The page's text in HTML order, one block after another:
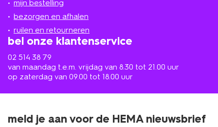
mijn bestelling
bezorgen en afhalen
ruilen en retourneren
bel onze klantenservice
02 514 38 79
van maandag t.e.m. vrijdag van 8.30 tot 21.00 uur
op zaterdag van 09.00 tot 18.00 uur
in
de
buurt
meld je aan voor de HEMA nieuwsbrief